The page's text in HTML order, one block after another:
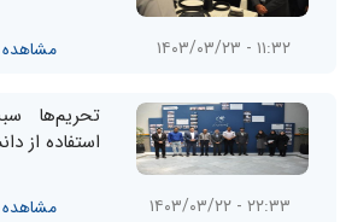
۱۱:۳۲ - ۱۴۰۳/۰۳/۲۳
تحریم‌ها
استفاده از
۲۲:۳۳ - ۱۴۰۳/۰۳/۲۲